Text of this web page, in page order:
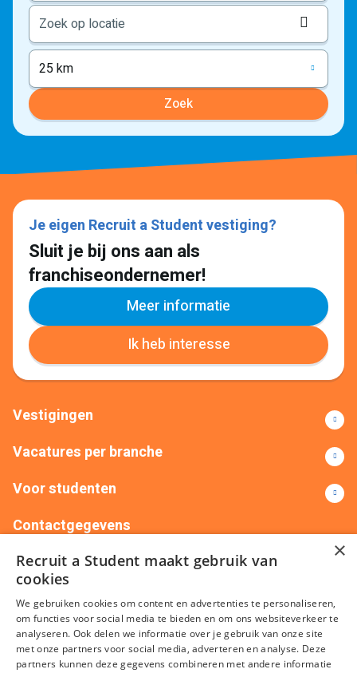
25 km
Zoek
Je eigen Recruit a Student vestiging?
Sluit je bij ons aan als
franchiseondernemer!
Meer informatie
Ik heb interesse
Vestigingen
Vacatures per branche
Voor studenten
Contactgegevens
+31(0)88 522 00 76
info@recruitastudent.nl
Alle vestigingen
×
Recruit a Student maakt gebruik van
cookies
We gebruiken cookies om content en advertenties te personaliseren,
om functies voor social media te bieden en om ons websiteverkeer te
analyseren. Ook delen we informatie over je gebruik van onze site
met onze partners voor social media, adverteren en analyse. Deze
partners kunnen deze gegevens combineren met andere informatie